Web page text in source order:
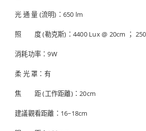
光 通 量 (流明)：650 lm
照 度 (勒克斯)：4400 Lux @ 20cm ；
消耗功率：9W
柔 光 罩：有
焦 距 (工作距離)：20cm
建議觀看距離：16~18cm